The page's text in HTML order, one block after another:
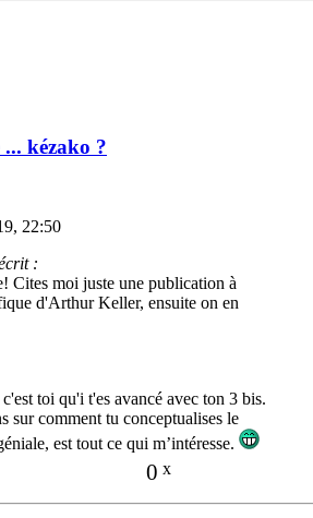
kézako ?
22:50
:
Cites moi juste une publication à
d'Arthur Keller, ensuite on en
toi qu'i t'es avancé avec ton 3 bis.
sur comment tu conceptualises le
est tout ce qui m’intéresse.
0 x